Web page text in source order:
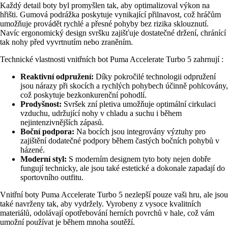
Každý detail boty byl promyšlen tak, aby optimalizoval výkon na
hřišti. Gumová podrážka poskytuje vynikající přilnavost, což hráčům
umožňuje provádět rychlé a přesné pohyby bez rizika sklouznutí.
Navíc ergonomický design svršku zajišťuje dostatečné držení, chránící
tak nohy před vyvrtnutím nebo zraněním.
Technické vlastnosti vnitřních bot Puma Accelerate Turbo 5 zahrnují :
Reaktivní odpružení: Díky pokročilé technologii odpružení
jsou nárazy při skocích a rychlých pohybech účinně pohlcovány,
což poskytuje bezkonkurenční pohodlí.
Prodyšnost: Svršek zní pletiva umožňuje optimální cirkulaci
vzduchu, udržující nohy v chladu a suchu i během
nejintenzivnějších zápasů.
Boční podpora: Na bocích jsou integrovány výztuhy pro
zajištění dodatečné podpory během častých bočních pohybů v
házené.
Moderní styl: S moderním designem tyto boty nejen dobře
fungují technicky, ale jsou také estetické a dokonale zapadají do
sportovního outfitu.
Vnitřní boty Puma Accelerate Turbo 5 nezlepší pouze vaši hru, ale jsou
také navrženy tak, aby vydržely. Vyrobeny z vysoce kvalitních
materiálů, odolávají opotřebování herních povrchů v hale, což vám
umožní používat je během mnoha soutěží.